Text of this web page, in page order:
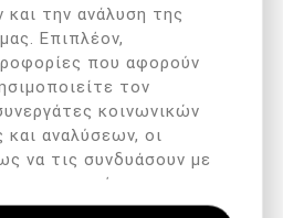
χαρακτηριστικά:
ατσάλι ιατρικής
και βιοσυμβατότητα.
στερέωσης με μηχανισμό
την ανάλυση της
Επιπλέον,
που αφορούν
τον
κοινωνικών
αναλύσεων, οι
να τις συνδυάσουν με
που τους έχετε
οποίες έχουν συλλέξει